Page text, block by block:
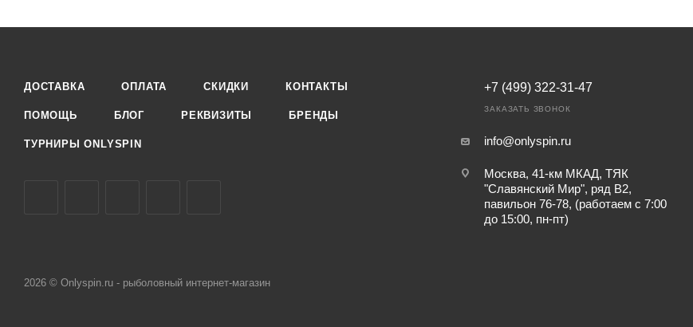
ДОСТАВКА ОПЛАТА СКИДКИ КОНТАКТЫ
ПОМОЩЬ БЛОГ РЕКВИЗИТЫ БРЕНДЫ
ТУРНИРЫ ONLYSPIN
+7 (499) 322-31-47
ЗАКАЗАТЬ ЗВОНОК
info@onlyspin.ru
Москва, 41-км МКАД, ТЯК
"Славянский Мир", ряд В2,
павильон 76-78, (работаем с 7:00
до 15:00, пн-пт)
2026 © Onlyspin.ru - рыболовный интернет-магазин